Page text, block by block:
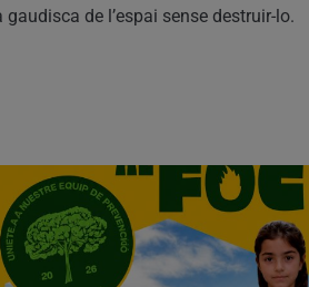
de l’espai sense destruir-lo.